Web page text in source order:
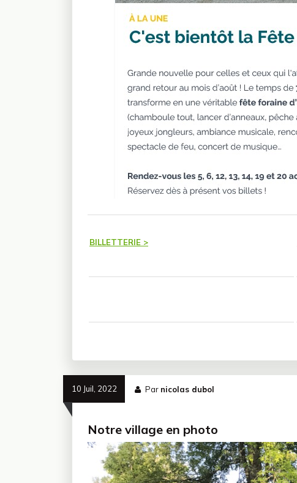
BILLETTERIE >
10 Juil, 2022 Par nicolas dubol
Notre village en photo